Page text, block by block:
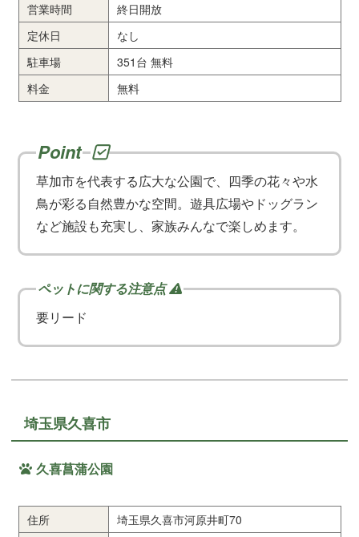
営業時間
終日開放
定休日
なし
駐車場
351台 無料
料金
無料
草加市を代表する広大な公園で、四季の花々や水
鳥が彩る自然豊かな空間。遊具広場やドッグラン
など施設も充実し、家族みんなで楽しめます。
要リード
埼玉県久喜市
久喜菖蒲公園
住所
埼玉県久喜市河原井町70